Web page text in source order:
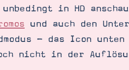
in HD
und auch den
- das Icon unten
nicht in der